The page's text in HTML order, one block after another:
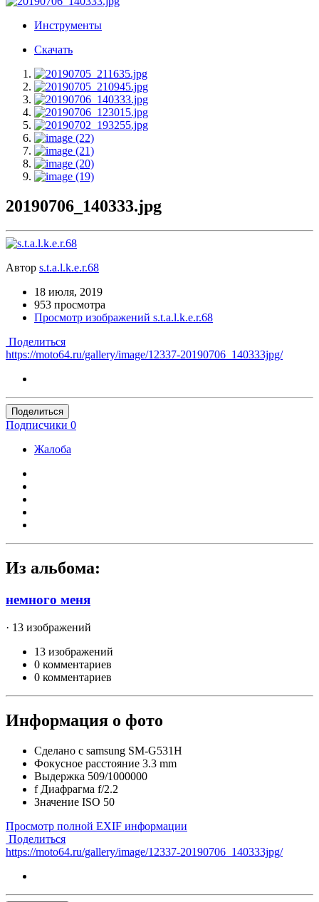
Инструменты
Скачать
20190706_140333.jpg
Автор s.t.a.l.k.e.r.68
18 июля, 2019
953 просмотра
Просмотр изображений s.t.a.l.k.e.r.68
Поделиться
https://moto64.ru/gallery/image/12337-20190706_140333jpg/
Поделиться
Подписчики 0
Жалоба
Из альбома:
немного меня
· 13 изображений
13 изображений
0 комментариев
0 комментариев
Информация о фото
Сделано с samsung SM-G531H
Фокусное расстояние 3.3 mm
Выдержка 509/1000000
f Диафрагма f/2.2
Значение ISO 50
Просмотр полной EXIF информации
Поделиться
https://moto64.ru/gallery/image/12337-20190706_140333jpg/